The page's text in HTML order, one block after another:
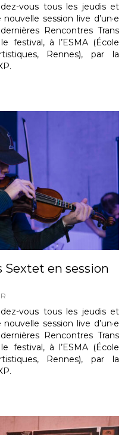
vous tous les jeudis et
session live d’un·e
Rencontres Trans
festival, à l’ESMA (École
Rennes), par la
Sextet en session
vous tous les jeudis et
session live d’un·e
Rencontres Trans
festival, à l’ESMA (École
Rennes), par la